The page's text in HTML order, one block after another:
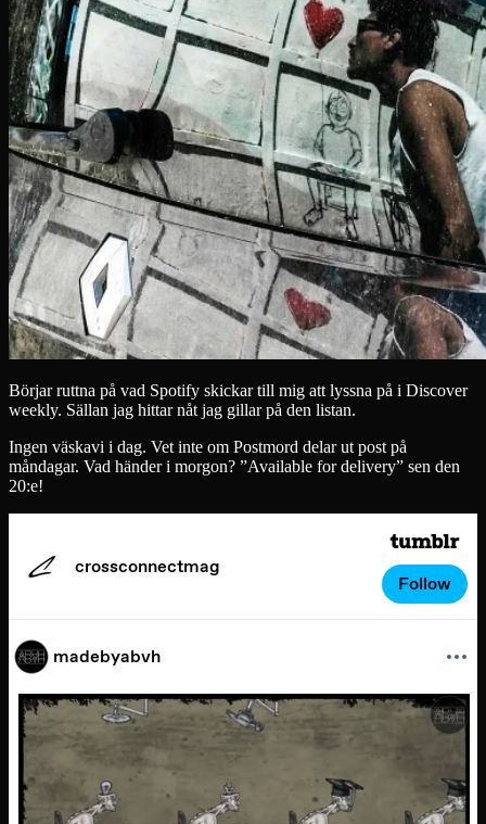
Börjar ruttna på vad Spotify skickar till mig att lyssna på i Discover
weekly. Sällan jag hittar nåt jag gillar på den listan.
Ingen väskavi i dag. Vet inte om Postmord delar ut post på
måndagar. Vad händer i morgon? ”Available for delivery” sen den
20:e!